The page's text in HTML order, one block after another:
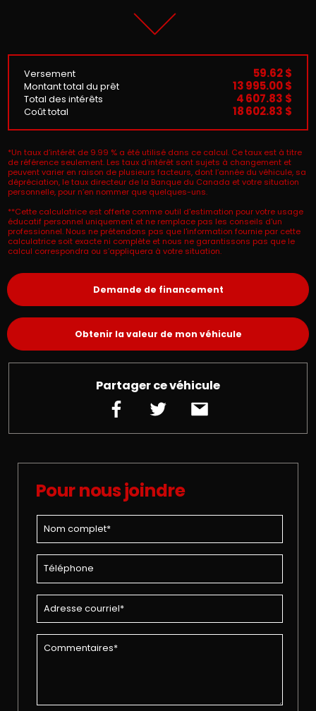
Versement 59.62 $
Montant total du prêt 13 995.00 $
Total des intérêts 4 607.83 $
Coût total 18 602.83 $
*Un taux d’intérêt de 9.99 % a été utilisé dans ce calcul. Ce taux est à titre
de référence seulement. Les taux d’intérêt sont sujets à changement et
peuvent varier en raison de plusieurs facteurs, dont l’année du véhicule, sa
dépréciation, le taux directeur de la Banque du Canada et votre situation
personnelle, pour n’en nommer que quelques-uns.
**Cette calculatrice est offerte comme outil d'estimation pour votre usage
éducatif personnel uniquement et ne remplace pas les conseils d'un
professionnel. Nous ne prétendons pas que l'information fournie par cette
calculatrice soit exacte ni complète et nous ne garantissons pas que le
calcul correspondra ou s’appliquera à votre situation.
Demande de financement
Obtenir la valeur de mon véhicule
Partager ce véhicule
Pour nous joindre